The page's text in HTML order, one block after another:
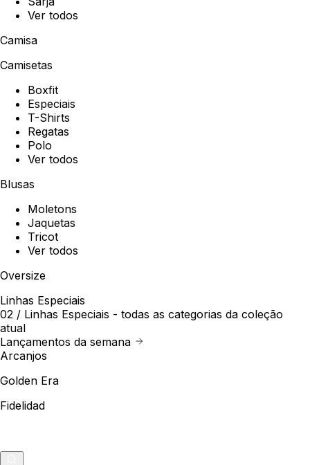
Ver todos
Camisa
Camisetas
Boxfit
Especiais
T-Shirts
Regatas
Polo
Ver todos
Blusas
Moletons
Jaquetas
Tricot
Ver todos
Oversize
Linhas Especiais
02 / Linhas Especiais - todas as categorias da coleção
atual
Lançamentos da semana
Arcanjos
Golden Era
Fidelidad